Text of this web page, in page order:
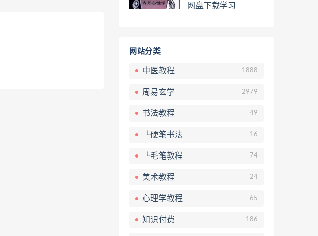
网盘共享群
网盘下载学习
网站分类
中医教程 1888
周易玄学 2979
书法教程 49
└硬笔书法 16
└毛笔教程 74
美术教程 24
心理学教程 65
知识付费 186